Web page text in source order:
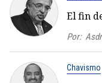
El fin
Por:
Chavismo